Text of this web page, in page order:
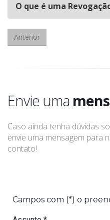
O que é uma
Anterior
Envie uma
Caso ainda tenha dúvidas
envie uma mensagem para
contato!